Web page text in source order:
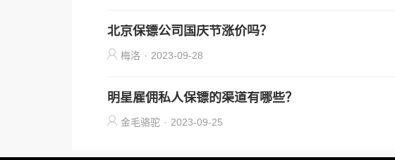
北京保镖公司国庆节涨价吗？
梅洛 · 2023-09-28
明星雇佣私人保镖的渠道有哪些？
金毛骆驼 · 2023-09-25